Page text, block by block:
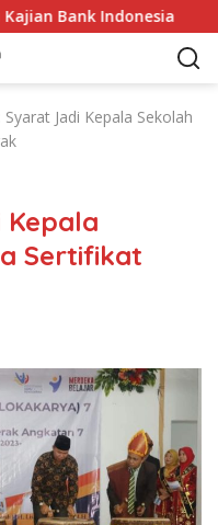
Bank Indonesia
Syarat Jadi Kepala Sekolah
Sertifikat